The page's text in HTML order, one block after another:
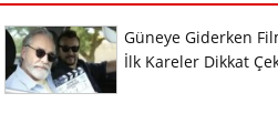
Güneye Giderken
İlk Kareler Dikkat